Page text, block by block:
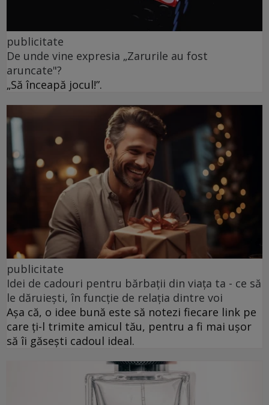
publicitate
De unde vine expresia „Zarurile au fost
aruncate"?
„Să înceapă jocul!”.
publicitate
Idei de cadouri pentru bărbații din viața ta - ce să
le dăruiești, în funcție de relația dintre voi
Așa că, o idee bună este să notezi fiecare link pe
care ți-l trimite amicul tău, pentru a fi mai ușor
să îi găsești cadoul ideal.